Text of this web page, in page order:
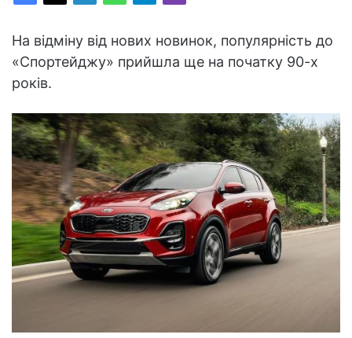
На відміну від нових новинок, популярність до
«Спортейджу» прийшла ще на початку 90-х
років.